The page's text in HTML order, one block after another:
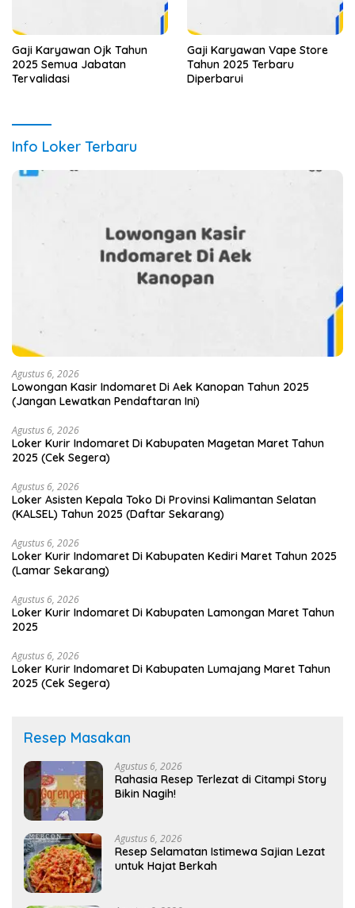
Gaji Karyawan Ojk Tahun
2025 Semua Jabatan
Tervalidasi
Gaji Karyawan Vape Store
Tahun 2025 Terbaru
Diperbarui
Info Loker Terbaru
Agustus 6, 2026
Lowongan Kasir Indomaret Di Aek Kanopan Tahun 2025
(Jangan Lewatkan Pendaftaran Ini)
Agustus 6, 2026
Loker Kurir Indomaret Di Kabupaten Magetan Maret Tahun
2025 (Cek Segera)
Agustus 6, 2026
Loker Asisten Kepala Toko Di Provinsi Kalimantan Selatan
(KALSEL) Tahun 2025 (Daftar Sekarang)
Agustus 6, 2026
Loker Kurir Indomaret Di Kabupaten Kediri Maret Tahun 2025
(Lamar Sekarang)
Agustus 6, 2026
Loker Kurir Indomaret Di Kabupaten Lamongan Maret Tahun
2025
Agustus 6, 2026
Loker Kurir Indomaret Di Kabupaten Lumajang Maret Tahun
2025 (Cek Segera)
Resep Masakan
Agustus 6, 2026
Rahasia Resep Terlezat di Citampi Story
Bikin Nagih!
Agustus 6, 2026
Resep Selamatan Istimewa Sajian Lezat
untuk Hajat Berkah